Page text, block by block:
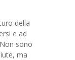
della
e ad
sono
ma